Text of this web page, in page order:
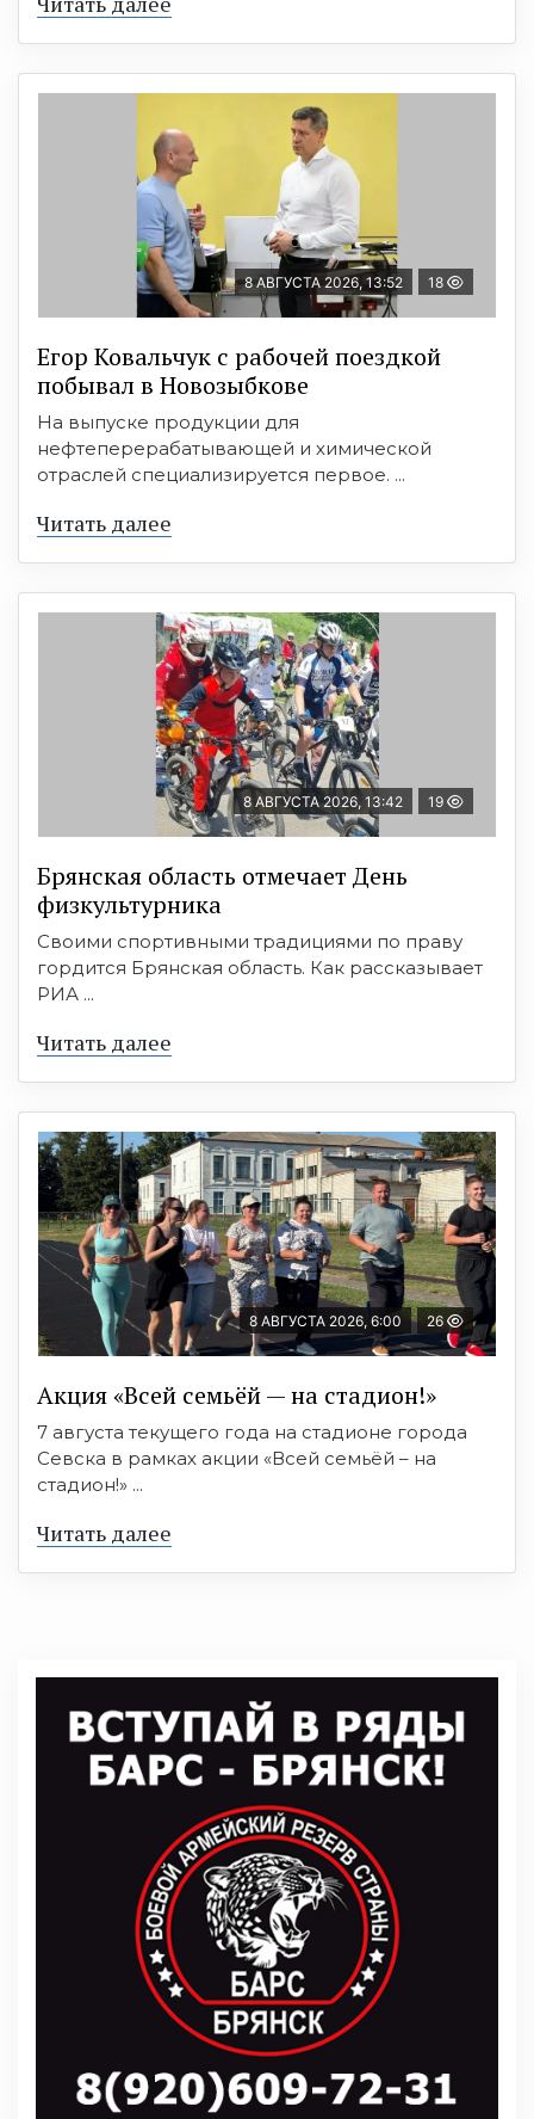
8 АВГУСТА 2026, 13:52 18
Егор Ковальчук с рабочей поездкой
побывал в Новозыбкове
На выпуске продукции для
нефтеперерабатывающей и химической
отраслей специализируется первое. ...
Читать далее
8 АВГУСТА 2026, 13:42 19
Брянская область отмечает День
физкультурника
Своими спортивными традициями по праву
гордится Брянская область. Как рассказывает
РИА ...
Читать далее
8 АВГУСТА 2026, 6:00 26
Акция «Всей семьёй — на стадион!»
7 августа текущего года на стадионе города
Севска в рамках акции «Всей семьёй – на
стадион!» ...
Читать далее